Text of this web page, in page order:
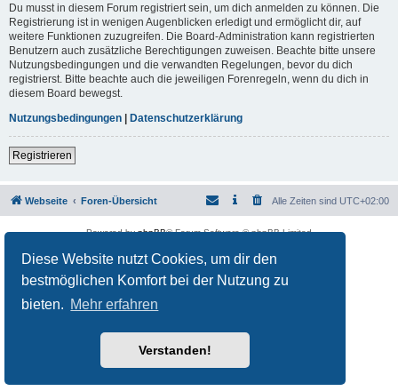
Diese Website nutzt Cookies, um dir den
bestmöglichen Komfort bei der Nutzung zu
bieten. Mehr erfahren
Verstanden!
Du musst in diesem Forum registriert sein, um dich anmelden zu können. Die
Registrierung ist in wenigen Augenblicken erledigt und ermöglicht dir, auf
weitere Funktionen zuzugreifen. Die Board-Administration kann registrierten
Benutzern auch zusätzliche Berechtigungen zuweisen. Beachte bitte unsere
Nutzungsbedingungen und die verwandten Regelungen, bevor du dich
registrierst. Bitte beachte auch die jeweiligen Forenregeln, wenn du dich in
diesem Board bewegst.
Nutzungsbedingungen
Datenschutzerklärung
Registrieren
Webseite Foren-Übersicht Alle Zeiten sind UTC+02:00
Powered byphpBB® Forum Software © phpBB Limited
Datenschutz|Nutzungsbedingungen